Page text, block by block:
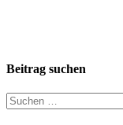
Beitrag suchen
Suchen
nach: